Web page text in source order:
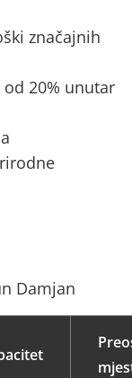
značajnih
20% unutar
Damjan